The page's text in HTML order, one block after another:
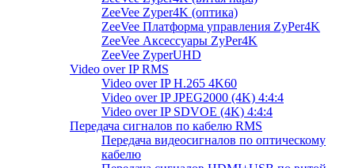
ZeeVee Zyper4K (оптика)
ZeeVee Платформа управления ZyPer4K
ZeeVee Аксессуары ZyPer4K
ZeeVee ZyperUHD
Video over IP RMS
Video over IP H.265 4K60
Video over IP JPEG2000 (4K) 4:4:4
Video over IP SDVOE (4K) 4:4:4
Передача сигналов по кабелю RMS
Передача видеосигналов по оптическому
кабелю